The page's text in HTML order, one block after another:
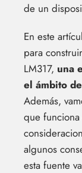
de un
En este
para
LM317, una
el ámbito
Además,
que
algunos
esta fuente